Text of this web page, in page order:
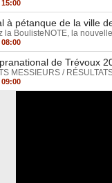
15:00
à pétanque de la ville
la BoulisteNOTE, la
08:00
de Trévoux
MESSIEURS /
09:00